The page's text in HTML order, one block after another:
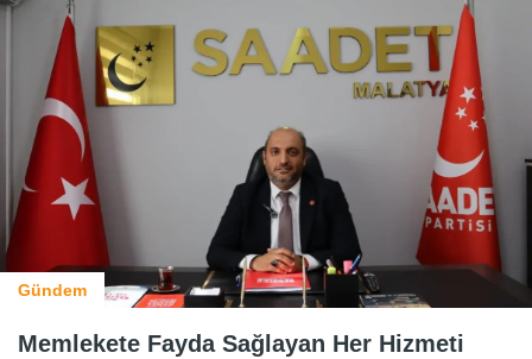
Gündem
Memlekete Fayda Sağlayan Her Hizmeti